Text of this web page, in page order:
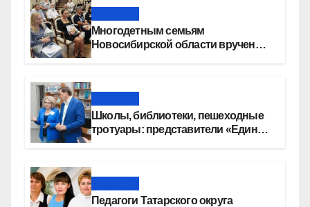
Многодетным семьям
Новосибирской области вручены
Школы, библиотеки, пешеходные
тротуары: представители «Единой
Педагоги Татарского округа